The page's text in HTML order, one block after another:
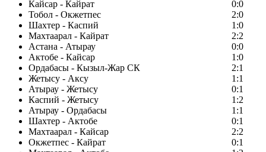
Кайсар - Кайрат
0:0
Тобол - Окжетпес
2:0
Шахтер - Каспий
1:0
Махтаарал - Кайрат
2:2
Астана - Атырау
0:0
Актобе - Кайсар
1:0
Ордабасы - Кызыл-Жар СК
2:1
Жетысу - Аксу
1:1
Атырау - Жетысу
0:1
Каспий - Жетысу
1:2
Атырау - Ордабасы
1:1
Шахтер - Актобе
0:1
Махтаарал - Кайсар
2:2
Окжетпес - Кайрат
0:1